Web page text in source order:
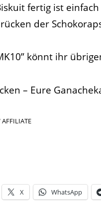
fertig ist
der
könnt ihr
– Eure
X WhatsApp